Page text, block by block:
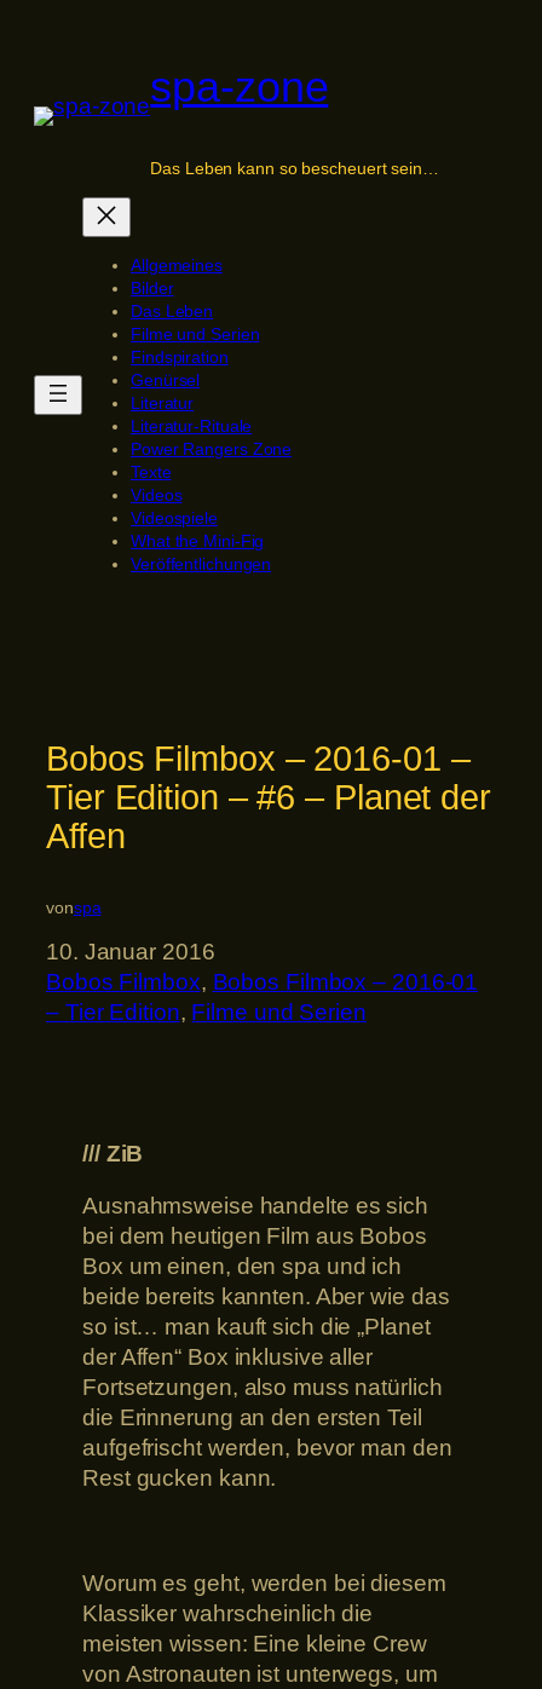
spa-zone
Das Leben kann so bescheuert sein…
Allgemeines
Bilder
Das Leben
Filme und Serien
Findspiration
Genürsel
Literatur
Literatur-Rituale
Power Rangers Zone
Texte
Videos
Videospiele
What the Mini-Fig
Veröffentlichungen
Bobos Filmbox – 2016-01 –
Tier Edition – #6 – Planet der
Affen
vonspa
10. Januar 2016
Bobos Filmbox, Bobos Filmbox – 2016-01
– Tier Edition, Filme und Serien
/// ZiB
Ausnahmsweise handelte es sich
bei dem heutigen Film aus Bobos
Box um einen, den spa und ich
beide bereits kannten. Aber wie das
so ist… man kauft sich die „Planet
der Affen“ Box inklusive aller
Fortsetzungen, also muss natürlich
die Erinnerung an den ersten Teil
aufgefrischt werden, bevor man den
Rest gucken kann.
Worum es geht, werden bei diesem
Klassiker wahrscheinlich die
meisten wissen: Eine kleine Crew
von Astronauten ist unterwegs, um